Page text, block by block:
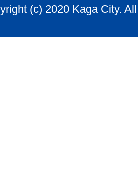
(c) 2020 Kaga City.